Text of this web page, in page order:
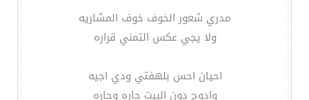
مدري شعور الخوف خوف المشاريه
ولا يجي عكس التمني قراره
احيان احس بلهفتي ودي اجيه
وادوج دون البيت حاره وحاره